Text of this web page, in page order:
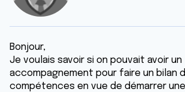
Bonjour,
Je voulais savoir si on pouvait avoir un
accompagnement pour faire un bilan
compétences en vue de démarrer